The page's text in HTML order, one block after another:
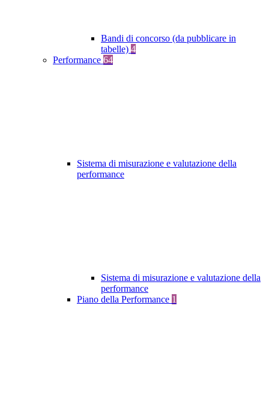
Bandi di concorso (da pubblicare in
tabelle) 4
Performance 64
Sistema di misurazione e valutazione della
performance
Sistema di misurazione e valutazione della
performance
Piano della Performance 1